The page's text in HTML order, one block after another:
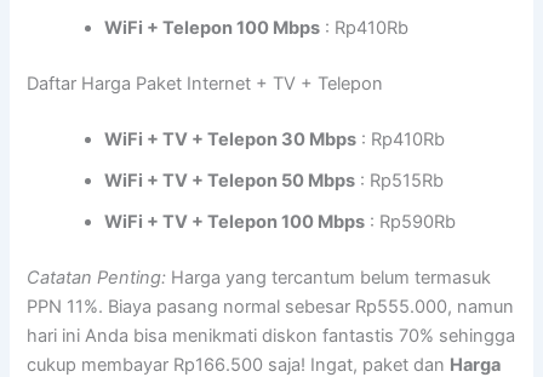
WiFi + Telepon 100 Mbps : Rp410Rb
Daftar Harga Paket Internet + TV + Telepon
WiFi + TV + Telepon 30 Mbps : Rp410Rb
WiFi + TV + Telepon 50 Mbps : Rp515Rb
WiFi + TV + Telepon 100 Mbps : Rp590Rb
Catatan Penting: Harga yang tercantum belum termasuk
PPN 11%. Biaya pasang normal sebesar Rp555.000, namun
hari ini Anda bisa menikmati diskon fantastis 70% sehingga
cukup membayar Rp166.500 saja! Ingat, paket dan Harga